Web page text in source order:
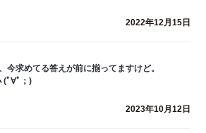
2022年12月15日
今求めてる答えが前に揃ってますけど。
(ﾟ∀ﾟ；)
2023年10月12日